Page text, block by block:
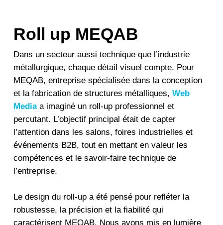
Roll up MEQAB
Dans un secteur aussi technique que l’industrie
métallurgique, chaque détail visuel compte. Pour
MEQAB, entreprise spécialisée dans la conception
et la fabrication de structures métalliques, Web
Mediaa imaginé un roll-up professionnel et
percutant. L’objectif principal était de capter
l’attention dans les salons, foires industrielles et
événements B2B, tout en mettant en valeur les
compétences et le savoir-faire technique de
l’entreprise.
Le design du roll-up a été pensé pour refléter la
robustesse, la précision et la fiabilité qui
caractérisent MEQAB. Nous avons mis en lumière